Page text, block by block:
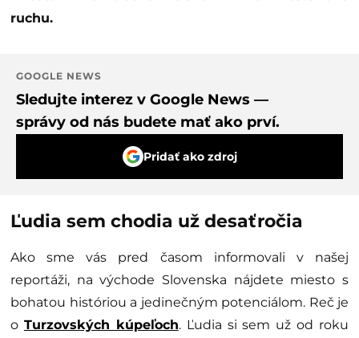
ruchu.
GOOGLE NEWS
Sledujte interez v Google News —
správy od nás budete mať ako prví.
Pridať ako zdroj
Ľudia sem chodia už desaťročia
Ako sme vás pred časom informovali v našej
reportáži, na východe Slovenska nájdete miesto s
bohatou históriou a jedinečným potenciálom. Reč je
o Turzovských kúpeľoch. Ľudia si sem už od roku